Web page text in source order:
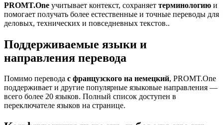
PROMT.One учитывает контекст, сохраняет терминологию и
помогает получать более естественные и точные переводы для
деловых, технических и повседневных текстов..
Поддерживаемые языки и
направления перевода
Помимо перевода с французского на немецкий, PROMT.One
поддерживает и другие популярные языковые направления —
всего более 20 языков. Полный список доступен в
переключателе языков на странице.